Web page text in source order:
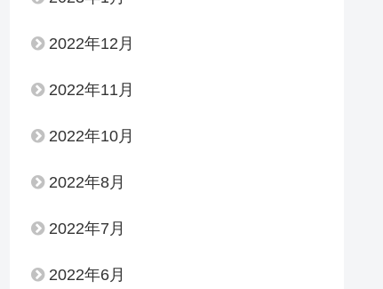
2022年12月
2022年11月
2022年10月
2022年8月
2022年7月
2022年6月